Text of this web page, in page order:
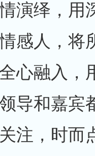
绎，用
感人，将
心融入
导和嘉宾
注，时而